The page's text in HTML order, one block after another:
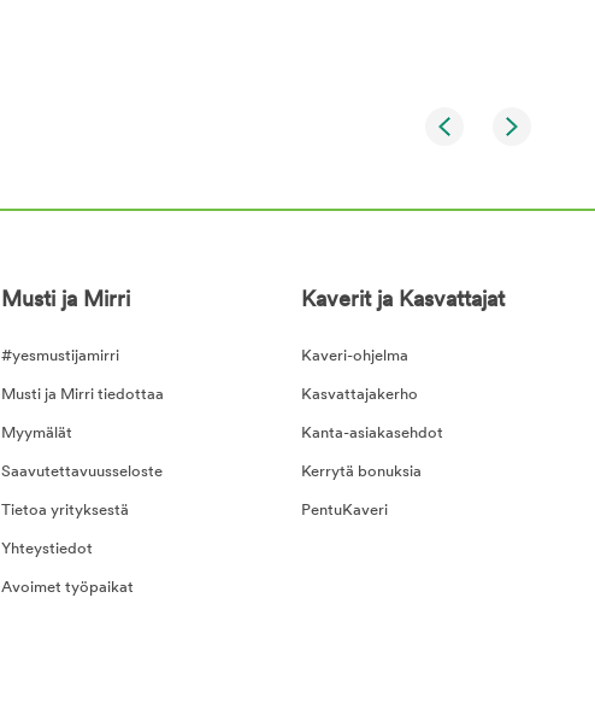
Musti ja Mirri
#yesmustijamirri
Musti ja Mirri tiedottaa
Myymälät
Saavutettavuusseloste
Tietoa yrityksestä
Yhteystiedot
Avoimet työpaikat
Kaverit ja Kasvattajat
Kaveri-ohjelma
Kasvattajakerho
Kanta-asiakasehdot
Kerrytä bonuksia
PentuKaveri